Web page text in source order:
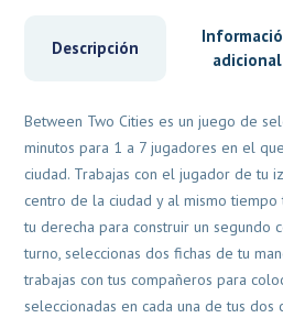
Descripción
adicional
Between Two Cities es un juego de
minutos para 1 a 7 jugadores en el
ciudad. Trabajas con el jugador de tu
centro de la ciudad y al mismo
tu derecha para construir un segundo
turno, seleccionas dos fichas de tu
trabajas con tus compañeros para
seleccionadas en cada una de tus dos